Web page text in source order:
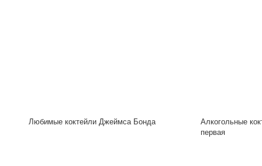
Любимые коктейли Джеймса Бонда
Алкогольные
первая